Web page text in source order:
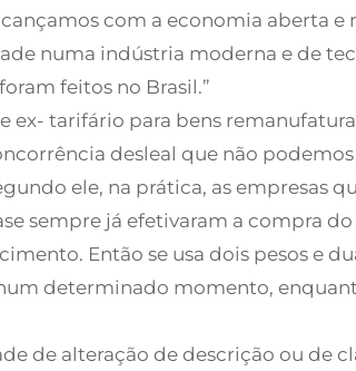
com a economia aberta e
numa indústria moderna e de
feitos no Brasil.”
tarifário para bens
desleal que não
ele, na prática, as empresas
sempre já efetivaram a compra
Então se usa dois pesos e
determinado momento,
de alteração de descrição ou de